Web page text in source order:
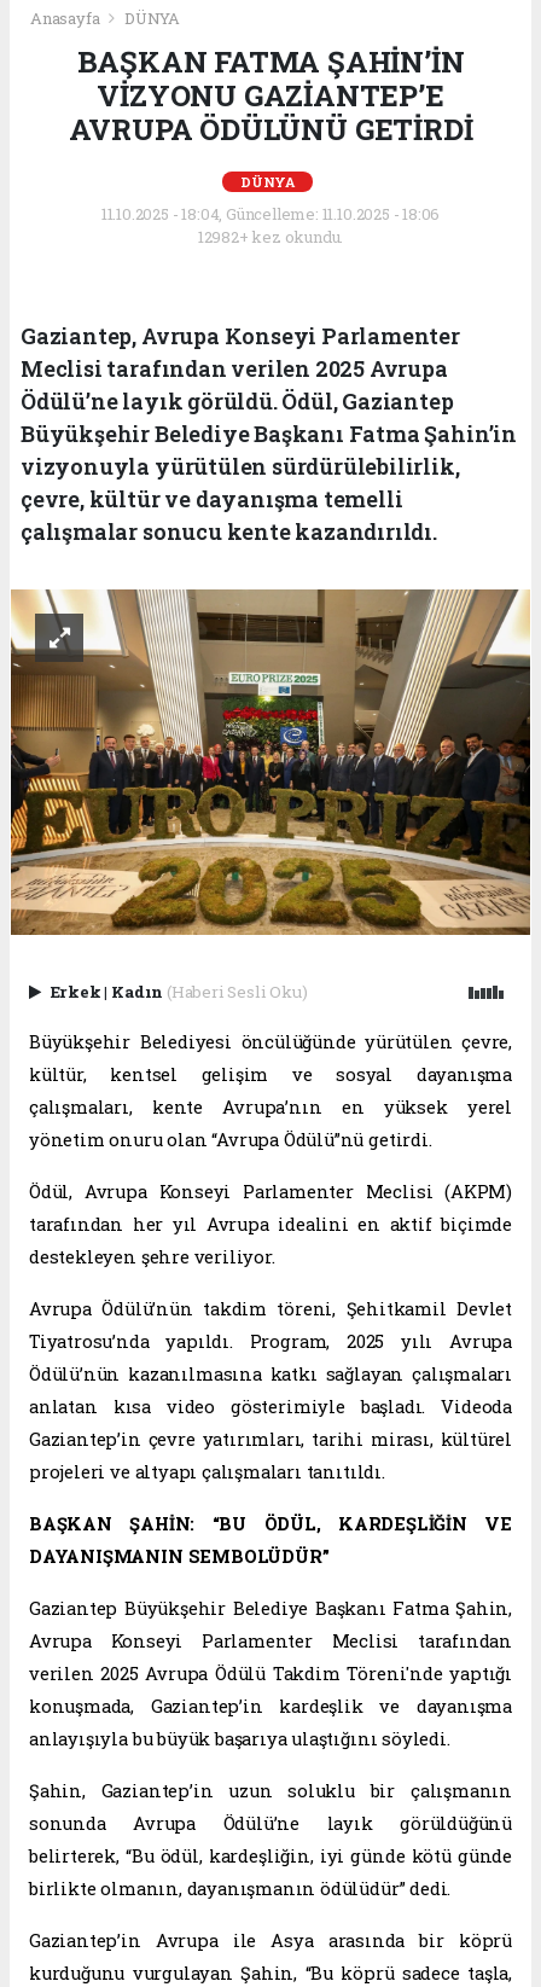
Anasayfa DÜNYA
BAŞKAN FATMA ŞAHİN’İN
VİZYONU GAZİANTEP’E
AVRUPA ÖDÜLÜNÜ GETİRDİ
DÜNYA
11.10.2025 - 18:04, Güncelleme: 11.10.2025 - 18:06
12982+ kez okundu.
Gaziantep, Avrupa Konseyi Parlamenter
Meclisi tarafından verilen 2025 Avrupa
Ödülü’ne layık görüldü. Ödül, Gaziantep
Büyükşehir Belediye Başkanı Fatma Şahin’in
vizyonuyla yürütülen sürdürülebilirlik,
çevre, kültür ve dayanışma temelli
çalışmalar sonucu kente kazandırıldı.
Erkek| Kadın (Haberi Sesli Oku)
Büyükşehir Belediyesi öncülüğünde yürütülen çevre,
kültür, kentsel gelişim ve sosyal dayanışma
çalışmaları, kente Avrupa’nın en yüksek yerel
yönetim onuru olan “Avrupa Ödülü”nü getirdi.
Ödül, Avrupa Konseyi Parlamenter Meclisi (AKPM)
tarafından her yıl Avrupa idealini en aktif biçimde
destekleyen şehre veriliyor.
Avrupa Ödülü’nün takdim töreni, Şehitkamil Devlet
Tiyatrosu’nda yapıldı. Program, 2025 yılı Avrupa
Ödülü’nün kazanılmasına katkı sağlayan çalışmaları
anlatan kısa video gösterimiyle başladı. Videoda
Gaziantep’in çevre yatırımları, tarihi mirası, kültürel
projeleri ve altyapı çalışmaları tanıtıldı.
BAŞKAN ŞAHİN: “BU ÖDÜL, KARDEŞLİĞİN VE
DAYANIŞMANIN SEMBOLÜDÜR”
Gaziantep Büyükşehir Belediye Başkanı Fatma Şahin,
Avrupa Konseyi Parlamenter Meclisi tarafından
verilen 2025 Avrupa Ödülü Takdim Töreni'nde yaptığı
konuşmada, Gaziantep’in kardeşlik ve dayanışma
anlayışıyla bu büyük başarıya ulaştığını söyledi.
Şahin, Gaziantep’in uzun soluklu bir çalışmanın
sonunda Avrupa Ödülü’ne layık görüldüğünü
belirterek, “Bu ödül, kardeşliğin, iyi günde kötü günde
birlikte olmanın, dayanışmanın ödülüdür” dedi.
Gaziantep’in Avrupa ile Asya arasında bir köprü
kurduğunu vurgulayan Şahin, “Bu köprü sadece taşla,